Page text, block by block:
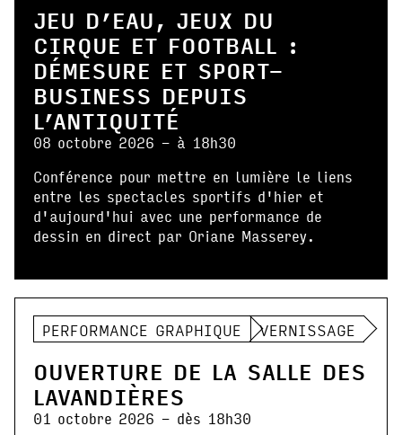
JEU D’EAU, JEUX DU
CIRQUE ET FOOTBALL :
DÉMESURE ET SPORT-
BUSINESS DEPUIS
L’ANTIQUITÉ
08 octobre 2026 - à 18h30
Conférence pour mettre en lumière le liens
entre les spectacles sportifs d'hier et
d'aujourd'hui avec une performance de
dessin en direct par Oriane Masserey.
PERFORMANCE GRAPHIQUE VERNISSAGE
OUVERTURE DE LA SALLE DES
LAVANDIÈRES
01 octobre 2026 - dès 18h30